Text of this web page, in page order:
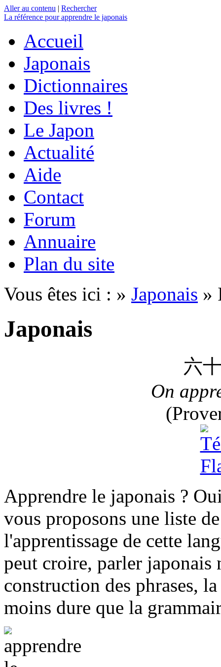
Aller au contenu | Rechercher
La référence pour apprendre le japonais
Accueil
Japonais
Dictionnaires
Des livres !
Le Japon
Actualité
Aide
Contact
Forum
Annuaire
Plan du site
Vous êtes ici : » Japonais »
Japonais
六
On
Apprendre le japonais ?
vous proposons une liste
l'apprentissage de cette
peut croire, parler japonais
construction des phrases,
moins dure que la